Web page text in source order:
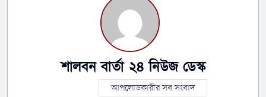
শালবন বার্তা ২৪ নিউজ ডেস্ক
আপলোডকারীর সব সংবাদ